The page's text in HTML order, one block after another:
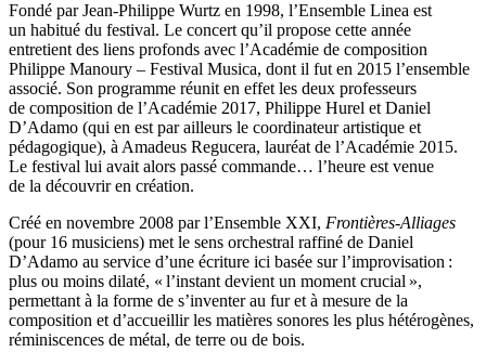
Fondé par Jean-Philippe Wurtz en 1998, l’Ensemble Linea est
un habitué du festival. Le concert qu’il propose cette année
entretient des liens profonds avec l’Académie de composition
Philippe Manoury – Festival Musica, dont il fut en 2015 l’ensemble
associé. Son programme réunit en effet les deux professeurs
de composition de l’Académie 2017, Philippe Hurel et Daniel
D’Adamo (qui en est par ailleurs le coordinateur artistique et
pédagogique), à Amadeus Regucera, lauréat de l’Académie 2015.
Le festival lui avait alors passé commande… l’heure est venue
de la découvrir en création.
Créé en novembre 2008 par l’Ensemble XXI, Frontières-Alliages
(pour 16 musiciens) met le sens orchestral raffiné de Daniel
D’Adamo au service d’une écriture ici basée sur l’improvisation :
plus ou moins dilaté, « l’instant devient un moment crucial »,
permettant à la forme de s’inventer au fur et à mesure de la
composition et d’accueillir les matières sonores les plus hétérogènes,
réminiscences de métal, de terre ou de bois.